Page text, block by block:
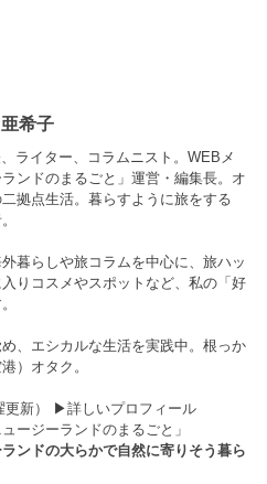
希子
ライター、コラムニスト。WEBメ
ンドのまるごと」運営・編集長。オ
拠点生活。暮らすように旅をする
暮らしや旅コラムを中心に、旅ハッ
りコスメやスポットなど、私の「好
、エシカルな生活を実践中。根っか
）オタク。
新） ▶︎詳しいプロフィール
ージーランドのまるごと」
ンドの大らかで自然に寄りそう暮ら